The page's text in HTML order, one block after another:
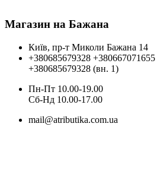
Магазин на Бажана
Київ, пр-т Миколи Бажана 14
+380685679328 +380667071655
+380685679328 (вн. 1)
Пн-Пт 10.00-19.00
Cб-Нд 10.00-17.00
mail@atributika.com.ua